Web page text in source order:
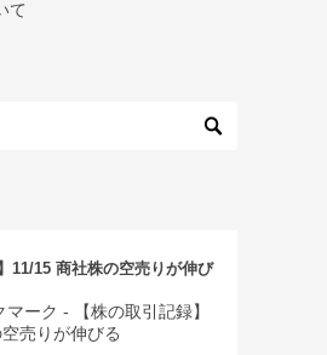
て
11/15 商社株の空売りが伸び